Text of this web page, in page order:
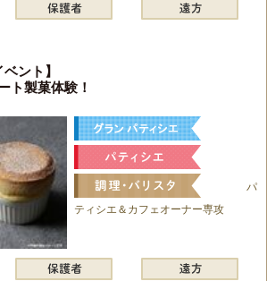
ント】
ト製菓体験！
パ
ティシエ＆カフェオーナー専攻